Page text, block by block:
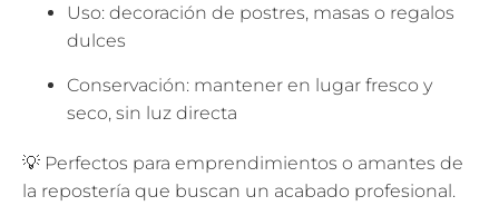
Uso: decoración de postres, masas o regalos
dulces
Conservación: mantener en lugar fresco y
seco, sin luz directa
💡 Perfectos para emprendimientos o amantes de
la repostería que buscan un acabado profesional.